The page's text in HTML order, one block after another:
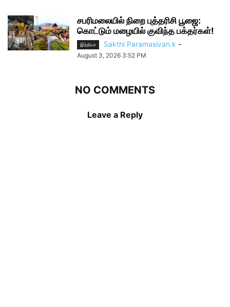
சபரிமலையில் நிறை புத்தரிசி பூஜை:
கொட்டும் மழையில் குவிந்த பக்தர்கள்!
இந்தியா Sakthi Paramasivan.k -
August 3, 2026 3:52 PM
NO COMMENTS
Leave a Reply